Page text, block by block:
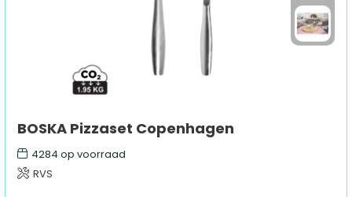
BOSKA Pizzaset Copenhagen
4284 op voorraad
RVS